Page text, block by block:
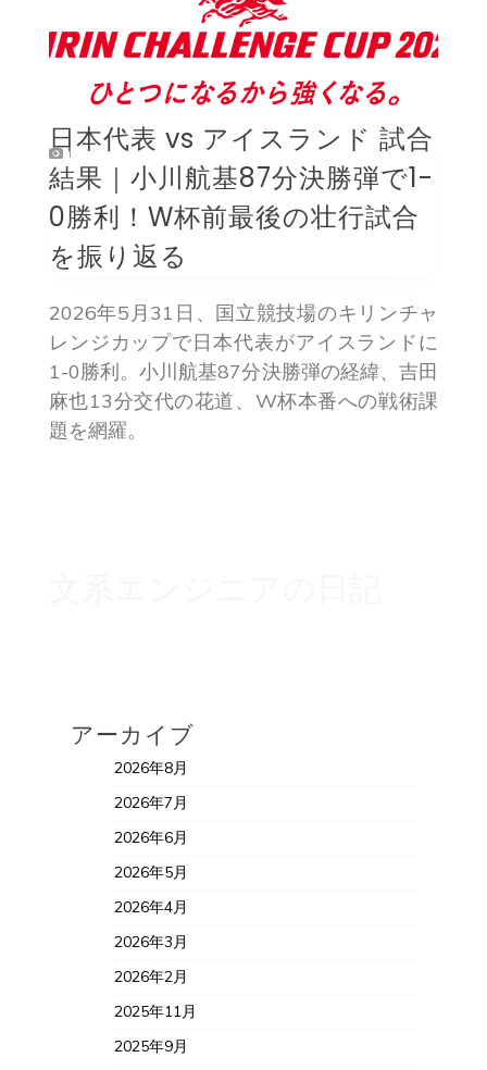
1
日本代表 vs アイスランド 試合
結果｜小川航基87分決勝弾で1-
0勝利！W杯前最後の壮行試合
を振り返る
2026年5月31日、国立競技場のキリンチャ
レンジカップで日本代表がアイスランドに
1-0勝利。小川航基87分決勝弾の経緯、吉田
麻也13分交代の花道、W杯本番への戦術課
題を網羅。
アーカイブ
2026年8月
2026年7月
2026年6月
2026年5月
2026年4月
2026年3月
2026年2月
2025年11月
2025年9月